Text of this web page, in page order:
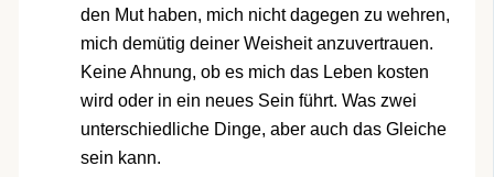
den Mut haben, mich nicht dagegen zu wehren,
mich demütig deiner Weisheit anzuvertrauen.
Keine Ahnung, ob es mich das Leben kosten
wird oder in ein neues Sein führt. Was zwei
unterschiedliche Dinge, aber auch das Gleiche
sein kann.